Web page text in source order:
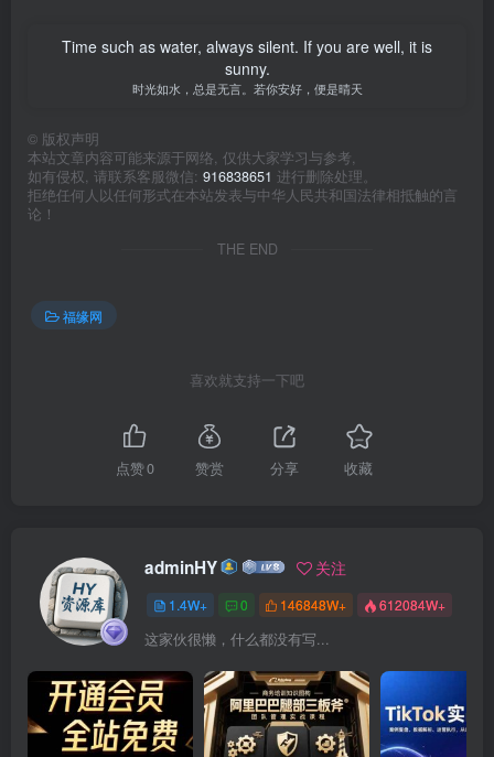
Time such as water, always silent. If you are well, it is
sunny.
时光如水，总是无言。若你安好，便是晴天
© 版权声明
本站文章内容可能来源于网络, 仅供大家学习与参考,
如有侵权, 请联系客服微信: 916838651 进行删除处理。
拒绝任何人以任何形式在本站发表与中华人民共和国法律相抵触的言
论！
THE END
福缘网
喜欢就支持一下吧
点赞0 赞赏 分享 收藏
adminHY 关注
1.4W+ 0 146848W+ 612084W+
这家伙很懒，什么都没有写...